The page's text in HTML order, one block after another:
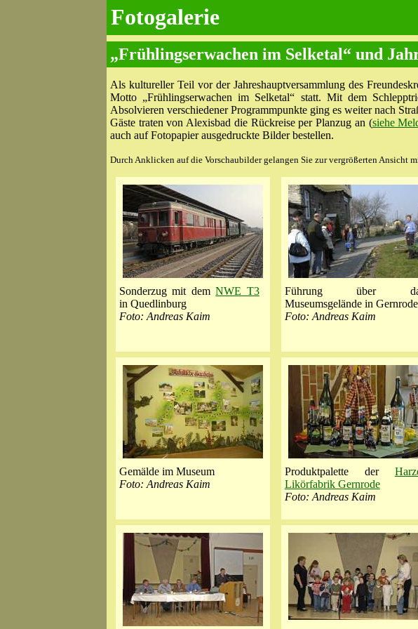
Fotogalerie
„Frühlingserwachen im Selketal“ und
Als kultureller Teil vor der Jahreshauptversammlung des
Motto „Frühlingserwachen im Selketal“ statt. Mit dem
Absolvieren verschiedener Programmpunkte ging es weiter nach
Gäste traten von Alexisbad die Rückreise per Planzug an (siehe
auch auf Fotopapier ausgedruckte Bilder bestellen.
Durch Anklicken auf die Vorschaubilder gelangen Sie zur vergrößerten Ansicht
Sonderzug mit demNWE T3
in Quedlinburg
Foto: Andreas Kaim
Führung über
Museumsgelände in Gernrode
Foto: Andreas Kaim
Gemälde im Museum
Foto: Andreas Kaim
Produktpalette der
Likörfabrik Gernrode
Foto: Andreas Kaim